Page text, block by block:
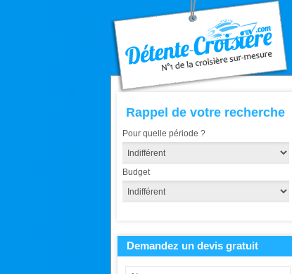
Rappel de votre recherche
Pour quelle période ?
Budget
Demandez un devis gratuit